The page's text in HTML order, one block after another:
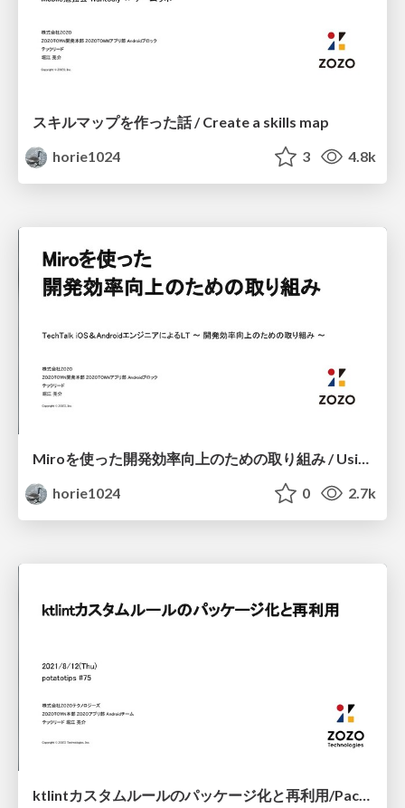
スキルマップを作った話 / Create a skills map
horie1024
3 4.8k
Miroを使った開発効率向上のための取り組み / Using Miro Efforts to Improve Development Efficiency
horie1024
0 2.7k
ktlintカスタムルールのパッケージ化と再利用/Package and reuse ktlint custom rules